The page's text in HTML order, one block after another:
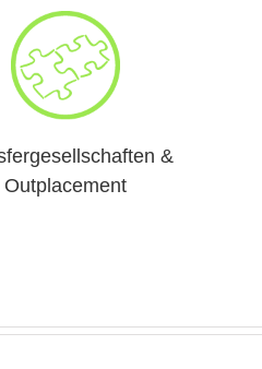
&
Outplacement